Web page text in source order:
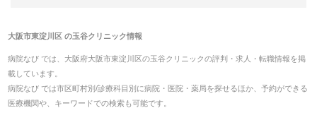
大阪市東淀川区 の玉谷クリニック情報
病院なび では、 大阪府大阪市東淀川区の玉谷クリニックの評判・求人・転職情報を掲
載しています。
病院なび では市区町村別/診療科目別に病院・医院・薬局を探せるほか、予約ができる
医療機関や、キーワードでの検索も可能です。